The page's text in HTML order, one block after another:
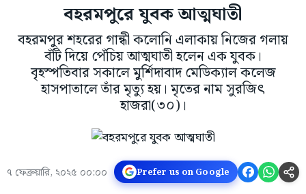
বহরমপুরে যুবক আত্মঘাতী
বহরমপুর শহরের গান্ধী কলোনি এলাকায় নিজের গলায়
বঁটি দিয়ে পেঁচিয় আত্মঘাতী হলেন এক যুবক।
বৃহস্পতিবার সকালে মুর্শিদাবাদ মেডিক্যাল কলেজ
হাসপাতালে তাঁর মৃত্যু হয়। মৃতের নাম সুরজিৎ
হাজরা(৩০)।
৭ ফেব্রুয়ারি, ২০২৫ ০০:০০ Prefer us on Google